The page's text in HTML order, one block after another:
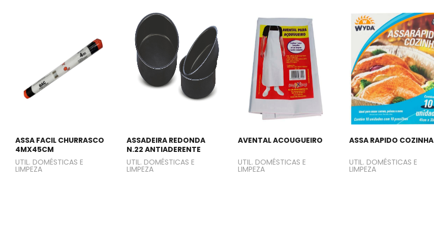
ASSA FACIL CHURRASCO
4MX45CM
UTIL. DOMÉSTICAS E
LIMPEZA
ASSADEIRA REDONDA
N.22 ANTIADERENTE
UTIL. DOMÉSTICAS E
LIMPEZA
AVENTAL ACOUGUEIRO
UTIL. DOMÉSTICAS E
LIMPEZA
ASSA RAPIDO COZINHA
UTIL. DOMÉSTICAS E
LIMPEZA